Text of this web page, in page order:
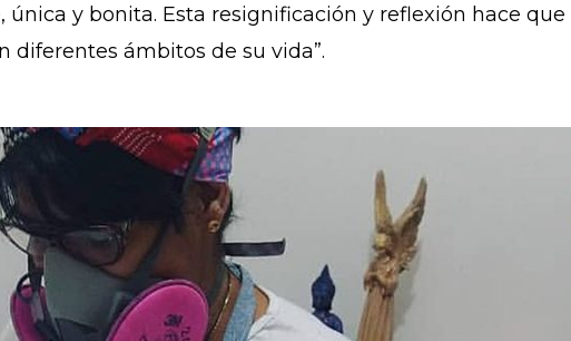
única y bonita. Esta resignificación y reflexión hace
ámbitos de su vida”.